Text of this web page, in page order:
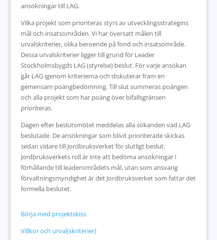
ansökningar till LAG.
Vilka projekt som prioriteras styrs av utvecklingsstrategins
mål och insatsområden. Vi har översatt målen till
urvalskriterier, olika beroende på fond och insatsområde.
Dessa urvalskriterier ligger till grund för Leader
Stockholmsbygds LAG (styrelse) beslut. För varje ansökan
går LAG igenom kriterierna och diskuterar fram en
gemensam poängbedömning. Till slut summeras poängen
och alla projekt som har poäng över bifallsgränsen
prioriteras.
Dagen efter beslutsmötet meddelas alla sökanden vad LAG
beslutade. De ansökningar som blivit prioriterade skickas
sedan vidare till Jordbruksverket för slutligt beslut.
Jordbruksverkets roll är inte att bedöma ansökningar i
förhållande till leaderområdets mål, utan som ansvarig
förvaltningsmyndighet är det Jordbruksverket som fattar det
formella beslutet.
Börja med projektskiss
Villkor och urval(skriterier)